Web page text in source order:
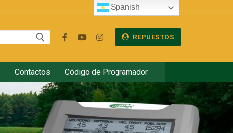
REPUESTOS
Contactos Código de Programador
Spanish